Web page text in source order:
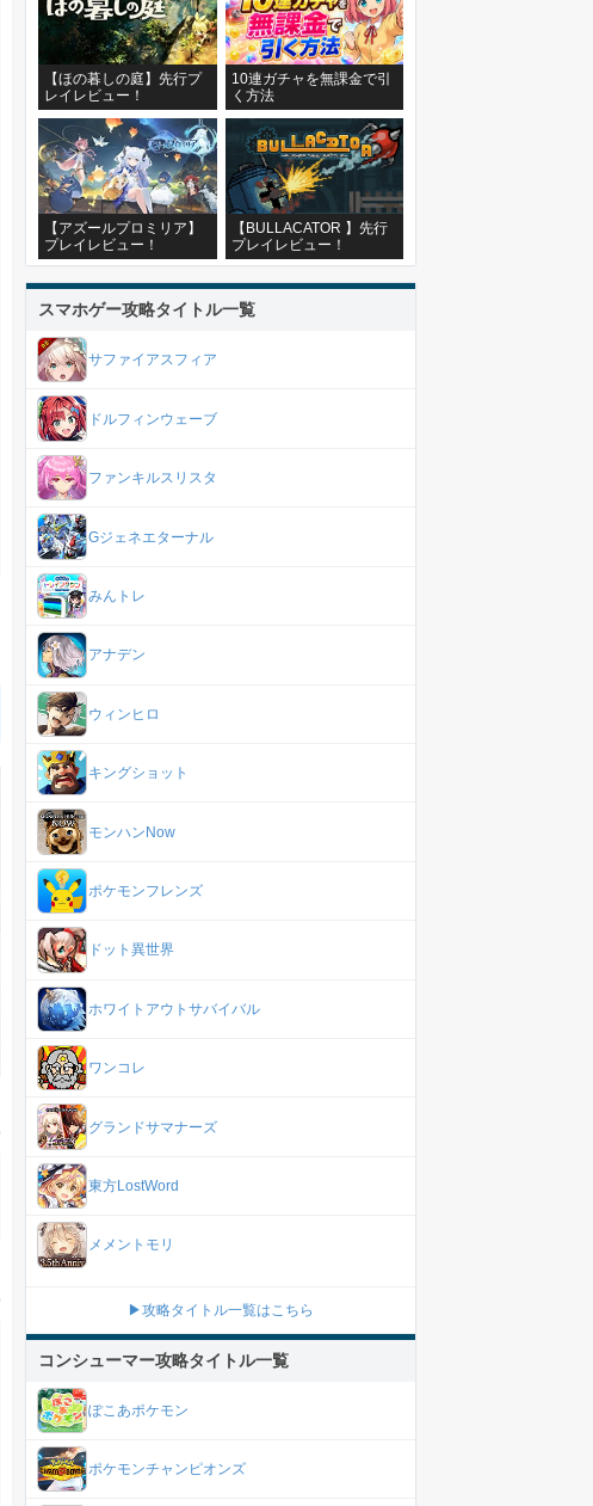
【ほの暮しの庭】先行プ
レイレビュー！
10連ガチャを無課金で引
く方法
【アズールプロミリア】
プレイレビュー！
【BULLACATOR 】先行
プレイレビュー！
スマホゲー攻略タイトル一覧
サファイアスフィア
ドルフィンウェーブ
ファンキルスリスタ
Gジェネエターナル
みんトレ
アナデン
ウィンヒロ
キングショット
モンハンNow
ポケモンフレンズ
ドット異世界
ホワイトアウトサバイバル
ワンコレ
グランドサマナーズ
東方LostWord
メメントモリ
▶攻略タイトル一覧はこちら
コンシューマー攻略タイトル一覧
ぽこあポケモン
ポケモンチャンピオンズ